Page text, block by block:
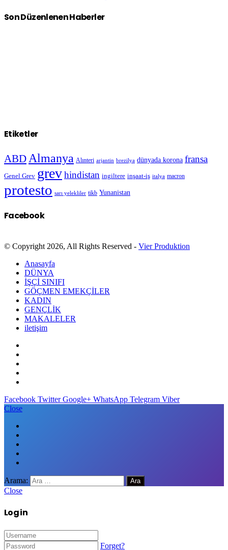
Son Düzenlenen Haberler
Etiketler
ABD Almanya Alınteri arjantin brezilya dünyada korona fransa
Genel Grev grevhindistan ingiltere inşaat-iş italya macron
protesto sarı yelekliler tikb Yunanistan
Facebook
© Copyright 2026, All Rights Reserved - Vier Produktion
Anasayfa
DÜNYA
İŞÇİ SINIFI
GÖÇMEN EMEKÇİLER
KADIN
GENÇLİK
MAKALELER
iletişim
Facebook Twitter Google+ WhatsApp Telegram Viber
Close
Arama:
Close
Log in
Forget?